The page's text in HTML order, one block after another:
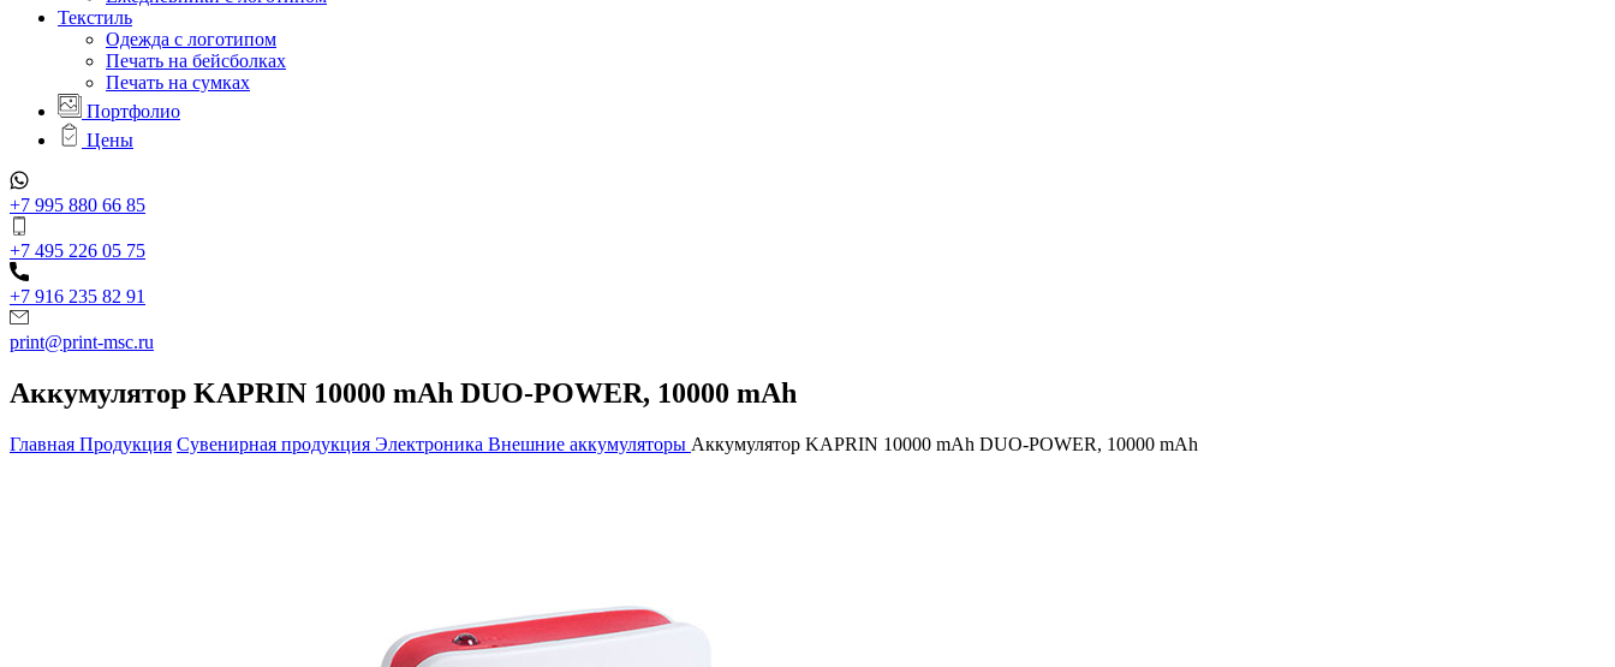
Текстиль
Одежда с логотипом
Печать на бейсболках
Печать на сумках
Портфолио
Цены
+7 995 880 66 85
+7 495 226 05 75
+7 916 235 82 91
print@print-msc.ru
Аккумулятор KAPRIN 10000 mAh DUO-POWER, 10000 mAh
Главная Продукция Сувенирная продукция Электроника Внешние аккумуляторы Аккумулятор KAPRIN 10000 mAh DUO-POWER, 10000 mAh